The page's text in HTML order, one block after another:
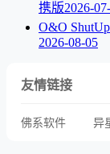
携版2026-
O&O
2026-08-05
友情链接
佛系软件 异